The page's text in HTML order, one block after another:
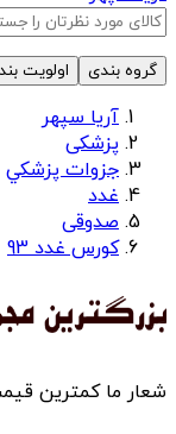
گروه بندی اولویت
آریا سپهر
پزشکی
جزوات پزشكي
غدد
صدوقی
کورس غدد 93
شعار ما کمترین